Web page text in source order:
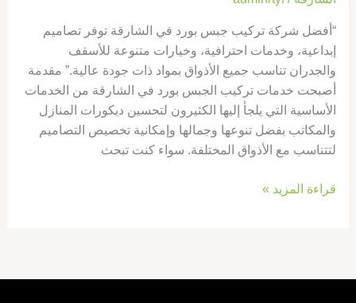
“أفضل شركة تركيب جبس بورد في الشارقة توفر تصاميم
إبداعية، وخدمات احترافية، وخيارات متنوعة للأسقف
والجدران تناسب جميع الأذواق بمواد ذات جودة عالية.” مقدمة
أصبحت خدمات تركيب الجبس بورد في الشارقة من الخدمات
الأساسية التي يلجأ إليها الكثيرون لتحسين ديكورات المنازل
والمكاتب بفضل تنوعها وجمالها وإمكانية تخصيص التصاميم
لتتناسب مع الأذواق المختلفة. سواء كنت تبحث
قراءة المزيد »